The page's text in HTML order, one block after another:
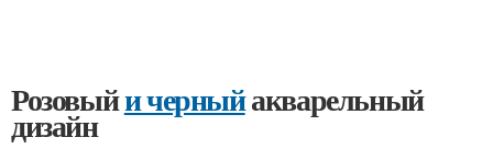
Розовыйи черныйакварельный
дизайн